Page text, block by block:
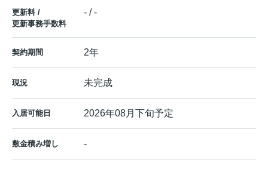
更新料 /
更新事務手数料
- / -
契約期間 2年
現況 未完成
入居可能日 2026年08月下旬予定
敷金積み増し -